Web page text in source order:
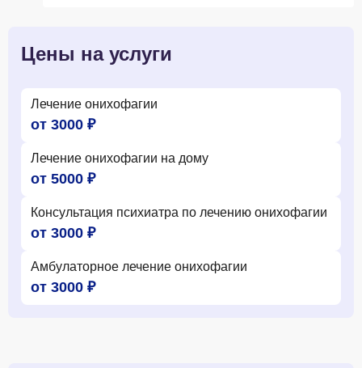
Цены на услуги
Лечение онихофагии
от 3000 ₽
Лечение онихофагии на дому
от 5000 ₽
Консультация психиатра по лечению онихофагии
от 3000 ₽
Амбулаторное лечение онихофагии
от 3000 ₽